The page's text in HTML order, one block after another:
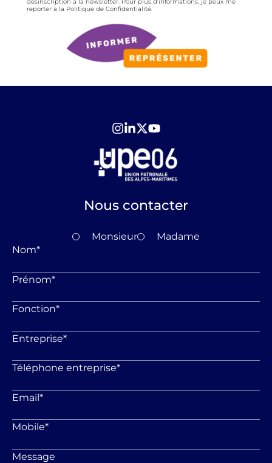
reporter à la Politique de Confidentialité.
Nous contacter
Monsieur
Madame
Nom*
Prénom*
Fonction*
Entreprise*
Téléphone entreprise*
Email*
Mobile*
Message